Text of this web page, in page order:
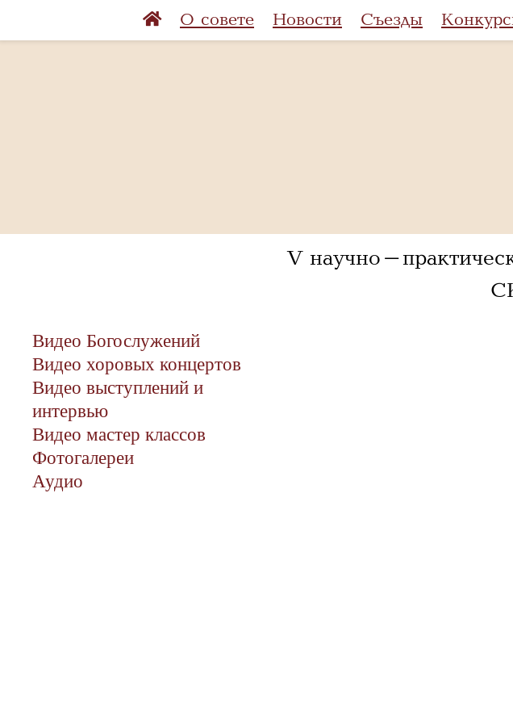
О совете Новости Съезды
V научно-
Видео Богослужений
Видео хоровых концертов
Видео выступлений и
интервью
Видео мастер классов
Фотогалереи
Аудио